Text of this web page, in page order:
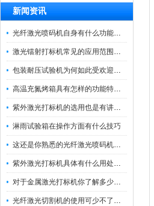
新闻资讯
光纤激光喷码机自身有什么功能？不妨看看下文
激光镭射打标机常见的应用范围如下
包装耐压试验机为何如此受欢迎呢？
高温充氮烤箱具有怎样的功能特点呢？
紫外激光打标机的选用也是有讲究的
淋雨试验箱在操作方面有什么技巧
这还是你熟悉的光纤激光喷码机吗？
紫外激光打标机具体有什么用处呢？
对于金属激光打标机你了解多少呢？
光纤激光切割机的使用可少不了以下步骤